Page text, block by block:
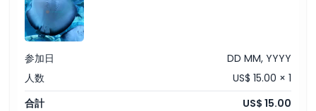
ハイライト
含まれるもの
子供／大人ポリシー
参加日
DD MM, YYYY
人数
US$ 15.00 × 1
合計
US$ 15.00